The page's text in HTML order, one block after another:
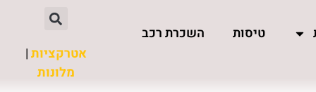
טיסות
השכרת רכב
אטרקציות|
מלונות